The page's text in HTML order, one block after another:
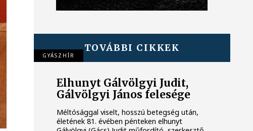
TOVÁBBI CIKKEK
GYÁSZHÍR
Elhunyt Gálvölgyi Judit,
Gálvölgyi János felesége
Méltósággal viselt, hosszú betegség után,
életének 81. évében pénteken elhunyt